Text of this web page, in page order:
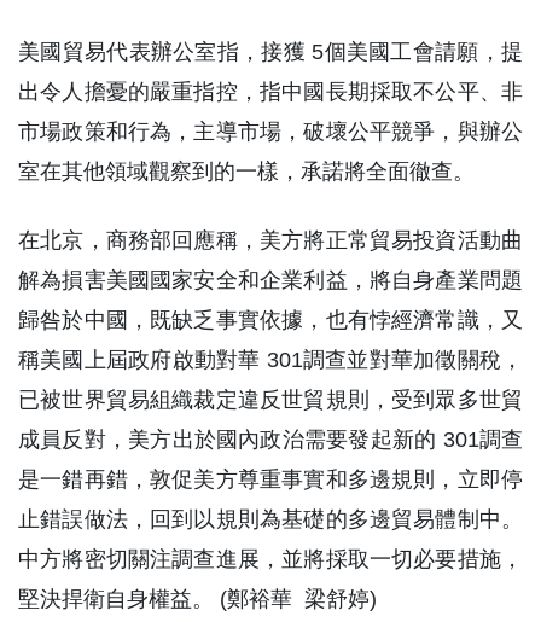
美國貿易代表辦公室指，接獲 5個美國工會請願，提
出令人擔憂的嚴重指控，指中國長期採取不公平、非
市場政策和行為，主導市場，破壞公平競爭，與辦公
室在其他領域觀察到的一樣，承諾將全面徹查。
在北京，商務部回應稱，美方將正常貿易投資活動曲
解為損害美國國家安全和企業利益，將自身產業問題
歸咎於中國，既缺乏事實依據，也有悖經濟常識，又
稱美國上屆政府啟動對華 301調查並對華加徵關稅，
已被世界貿易組織裁定違反世貿規則，受到眾多世貿
成員反對，美方出於國內政治需要發起新的 301調查
是一錯再錯，敦促美方尊重事實和多邊規則，立即停
止錯誤做法，回到以規則為基礎的多邊貿易體制中。
中方將密切關注調查進展，並將採取一切必要措施，
堅決捍衛自身權益。 (鄭裕華 梁舒婷)